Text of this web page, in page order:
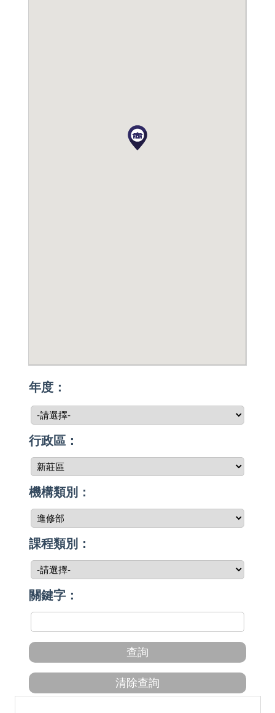
年度：
行政區：
機構類別：
課程類別：
關鍵字：